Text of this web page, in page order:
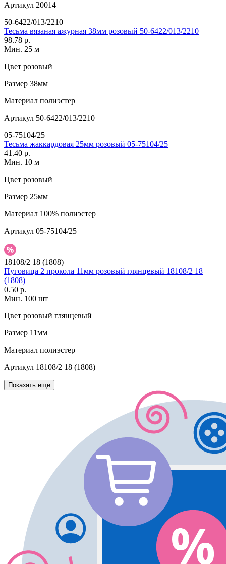
Артикул 20014
50-6422/013/2210
Тесьма вязаная ажурная 38мм розовый 50-6422/013/2210
98.78 р.
Мин. 25 м
Цвет розовый
Размер 38мм
Материал полиэстер
Артикул 50-6422/013/2210
05-75104/25
Тесьма жаккардовая 25мм розовый 05-75104/25
41.40 р.
Мин. 10 м
Цвет розовый
Размер 25мм
Материал 100% полиэстер
Артикул 05-75104/25
18108/2 18 (1808)
Пуговица 2 прокола 11мм розовый глянцевый 18108/2 18
(1808)
0.50 р.
Мин. 100 шт
Цвет розовый глянцевый
Размер 11мм
Материал полиэстер
Артикул 18108/2 18 (1808)
Показать еще